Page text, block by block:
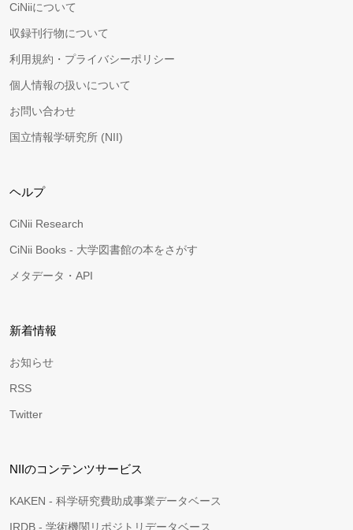
CiNiiについて
収録刊行物について
利用規約・プライバシーポリシー
個人情報の扱いについて
お問い合わせ
国立情報学研究所 (NII)
ヘルプ
CiNii Research
CiNii Books - 大学図書館の本をさがす
メタデータ・API
新着情報
お知らせ
RSS
Twitter
NIIのコンテンツサービス
KAKEN - 科学研究費助成事業データベース
IRDB - 学術機関リポジトリデータベース